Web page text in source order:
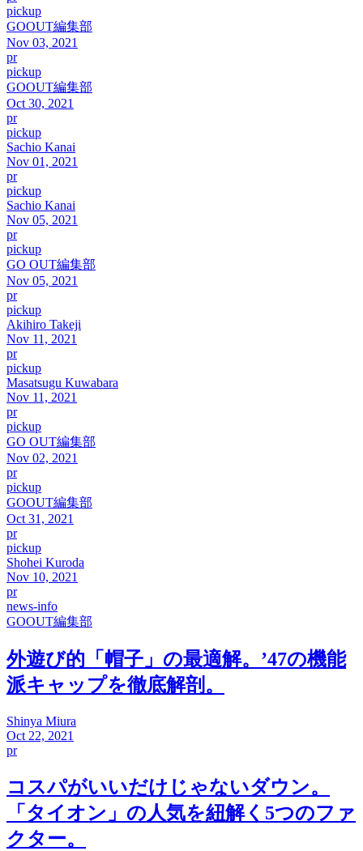
pickup
GOOUT編集部
Nov 03, 2021
pr
pickup
GOOUT編集部
Oct 30, 2021
pr
pickup
Sachio Kanai
Nov 01, 2021
pr
pickup
Sachio Kanai
Nov 05, 2021
pr
pickup
GO OUT編集部
Nov 05, 2021
pr
pickup
Akihiro Takeji
Nov 11, 2021
pr
pickup
Masatsugu Kuwabara
Nov 11, 2021
pr
pickup
GO OUT編集部
Nov 02, 2021
pr
pickup
GOOUT編集部
Oct 31, 2021
pr
pickup
Shohei Kuroda
Nov 10, 2021
pr
news-info
GOOUT編集部
外遊び的「帽子」の最適解。’47の機能
派キャップを徹底解剖。
Shinya Miura
Oct 22, 2021
pr
コスパがいいだけじゃないダウン。
「タイオン」の人気を紐解く5つのファ
クター。